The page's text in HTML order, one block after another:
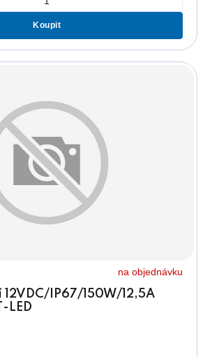
Koupit
na objednávku
IP67/150W/12,5A
LED